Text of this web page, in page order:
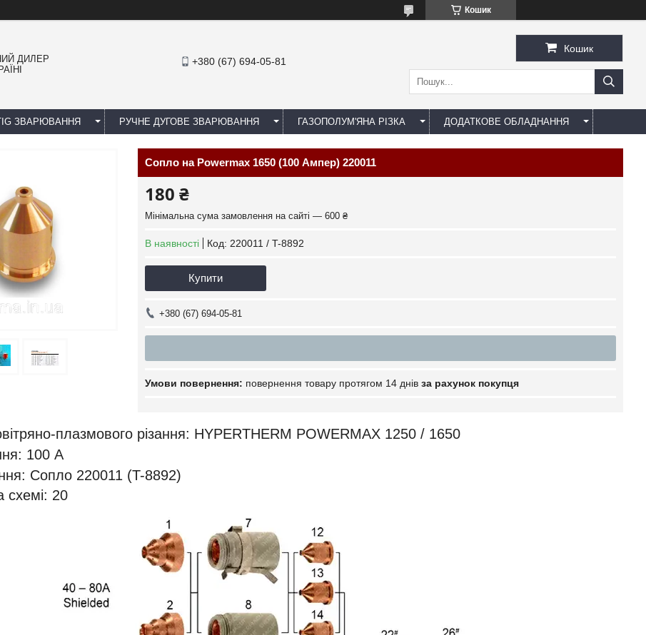
Кошик
ДИЛЕР
+380 (67) 694-05-81
Кошик
ЗВАРЮВАННЯ РУЧНЕ ДУГОВЕ ЗВАРЮВАННЯ ГАЗОПОЛУМ'ЯНА РІЗКА ДОДАТКОВЕ ОБЛАДНАННЯ
Сопло на Powermax 1650 (100 Ампер) 220011
180 ₴
Мінімальна сума замовлення на сайті — 600 ₴
В наявності Код: 220011 / T-8892
Купити
+380 (67) 694-05-81
повернення товару протягом 14 днів за рахунок покупця
плазмового різання: HYPERTHERM POWERMAX 1250 / 1650
100 А
Сопло 220011 (T-8892)
схемі: 20